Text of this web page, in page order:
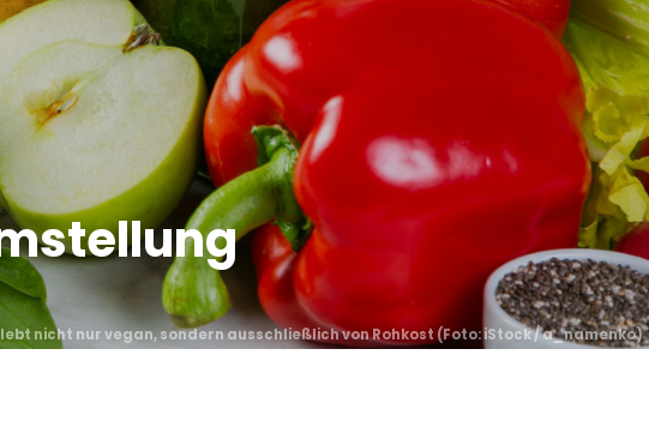
nicht nur vegan, sondern ausschließlich von Rohkost (Foto: iStock / a_namenko)